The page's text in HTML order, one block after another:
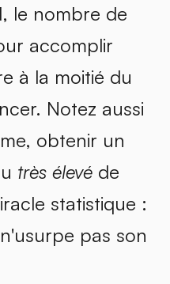
le nombre de
accomplir
à la moitié du
Notez aussi
obtenir un
très élevé de
statistique :
pas son